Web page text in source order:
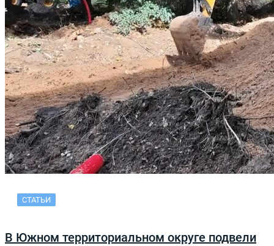
СТАТЬИ
В Южном территориальном округе подвели